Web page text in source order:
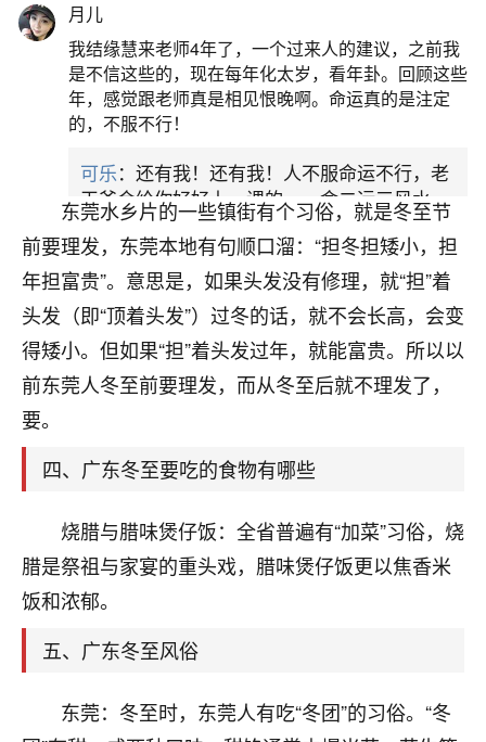
东莞：冬至有吃“冬团”的习俗，“冬团”有红白两
色，甜馅以爆米花、花生为主，象征人缘；咸馅以
眉豆。
东莞水乡片的一些镇街有个习俗，就是冬至节
前要理发，东莞本地有句顺口溜：“担冬担矮小，担
年担富贵”。意思是，如果头发没有修理，就“担”着
头发（即“顶着头发”）过冬的话，就不会长高，会变
得矮小。但如果“担”着头发过年，就能富贵。所以以
前东莞人冬至前要理发，而从冬至后就不理发了，
要。
四、广东冬至要吃的食物有哪些
烧腊与腊味煲仔饭：全省普遍有“加菜”习俗，烧
腊是祭祖与家宴的重头戏，腊味煲仔饭更以焦香米
饭和浓郁。
五、广东冬至风俗
东莞：冬至时，东莞人有吃“冬团”的习俗。“冬
月儿
我结缘慧来老师4年了，一个过来人的建议，之前我
是不信这些的，现在每年化太岁，看年卦。回顾这些
年，感觉跟老师真是相见恨晚啊。命运真的是注定
的，不服不行！
可乐：还有我！还有我！人不服命运不行，老
天爷会给你好好上一课的。一命二运三风水，
哪样不服都不行！
平安是福：我也是每年找老师化太岁，看年
卦，认识老师3年了，都是缘分啊！
17分钟前 来自湖北 19
心若莲花
家底快败光了，真是倒霉！我也想找人看看到底怎么
回事？
鹿森：你可以找老师看看，人有时不服命不行
啊！
太阳当空赵：我也做餐饮的，生意不算大，但
是我从找店开始都是找慧来老师跟进的，选
址、风水、还有开业日子，哪哪都看了，虽然
大环境不好，但是我家生意还可以，前几天又
2小时前 来自海南